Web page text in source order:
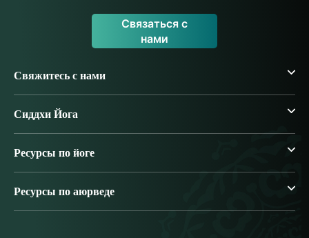
Связаться с
нами
Свяжитесь с нами
Сиддхи Йога
Ресурсы по йоге
Ресурсы по аюрведе